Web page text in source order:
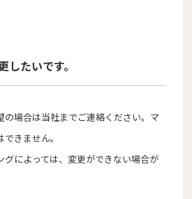
したいです。
の場合は当社までご連絡ください。マ
きません。
グによっては、変更ができない場合が